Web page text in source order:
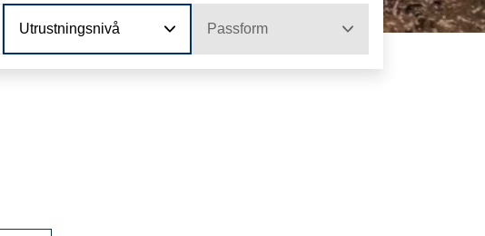
Utrustningsnivå Passform